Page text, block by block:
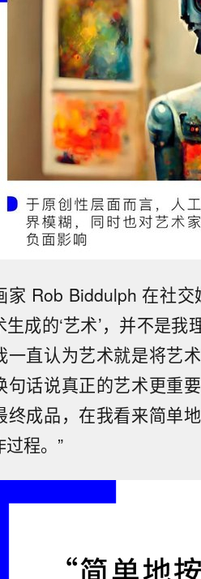
家 Rob Biddulph 在社
生成的‘艺术’，并不是
一直认为艺术就是将艺
句话说真正的艺术更重
终成品，在我看来简单
程。”